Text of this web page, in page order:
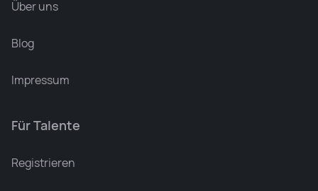
Über uns
Blog
Impressum
Für Talente
Registrieren